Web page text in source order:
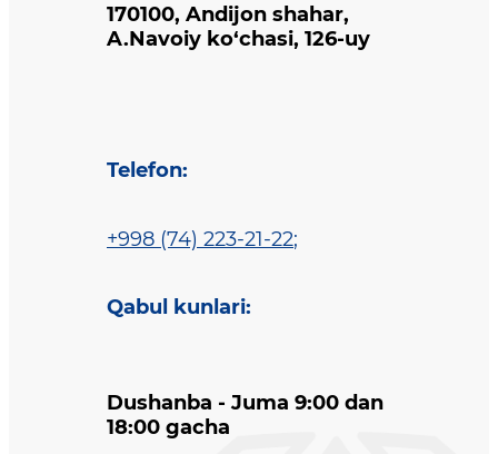
170100, Andijon shahar,
A.Navoiy ko‘chasi, 126-uy
Telefon:
+998 (74) 223-21-22;
Qabul kunlari:
Dushanba - Juma 9:00 dan
18:00 gacha